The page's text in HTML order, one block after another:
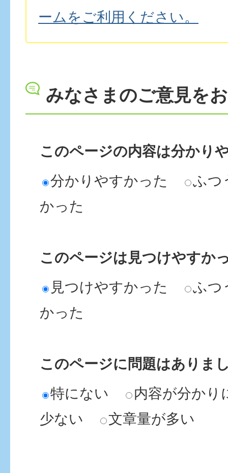
ームをご利用ください。
みなさまのご意見を
このページの内容は分かり
分かりやすかった
ふつ
かった
このページは見つけやすか
見つけやすかった
ふつ
かった
このページに問題はありま
特にない
内容が分かり
少ない
文章量が多い